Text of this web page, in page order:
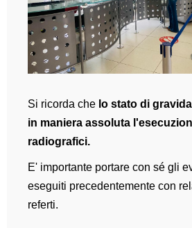
Si ricorda che lo stato di
in maniera assoluta
radiografici.
E' importante portare con sé gli
eseguiti precedentemente con
referti.